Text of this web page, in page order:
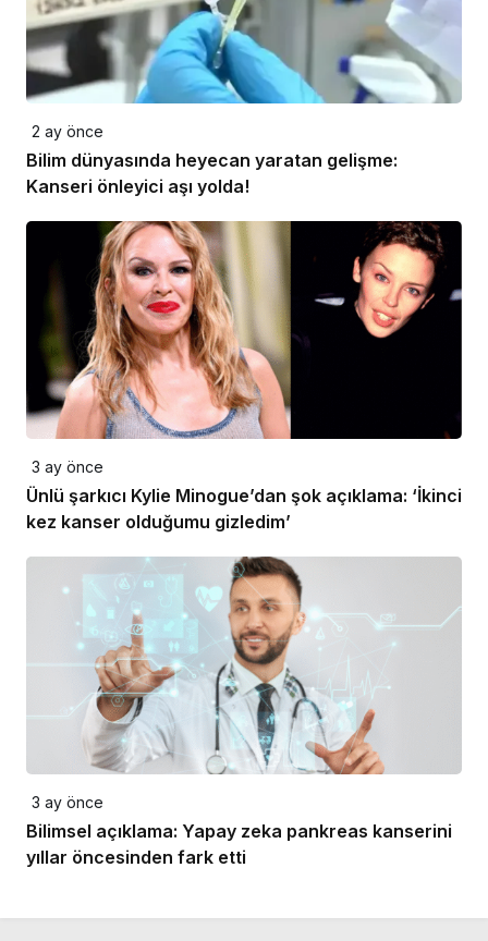
2 ay önce
Bilim dünyasında heyecan yaratan gelişme:
Kanseri önleyici aşı yolda!
3 ay önce
Ünlü şarkıcı Kylie Minogue’dan şok açıklama: ‘İkinci
kez kanser olduğumu gizledim’
3 ay önce
Bilimsel açıklama: Yapay zeka pankreas kanserini
yıllar öncesinden fark etti